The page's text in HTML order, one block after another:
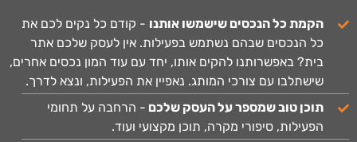
הקמת כל הנכסים שישמשו אותנו - קודם כל נקים לכם את
כל הנכסים שבהם נשתמש בפעילות. אין לעסק שלכם אתר
בית? באפשרותנו להקים אותו, יחד עם עוד המון נכסים אחרים,
שישתלבו עם צורכי המותג. נאפיין את הפעילות, ונצא לדרך.
תוכן טוב שמספר על העסק שלכם - הרחבה על תחומי
הפעילות, סיפורי מקרה, תוכן מקצועי ועוד.